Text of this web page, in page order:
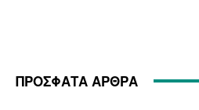
ΠΡΟΣΦΑΤΑ ΑΡΘΡΑ